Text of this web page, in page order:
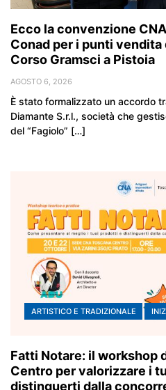
Ecco la convenzione
Conad per i punti vendita
Corso Gramsci a Pistoia
AGOSTO 6, 2026
È stato formalizzato un accordo
Diamante S.r.l., società che
del “Fagiolo” […]
ARTISTICO E TRADIZIONALE
Fatti Notare: il workshop
Centro per valorizzare i
distinguerti dalla